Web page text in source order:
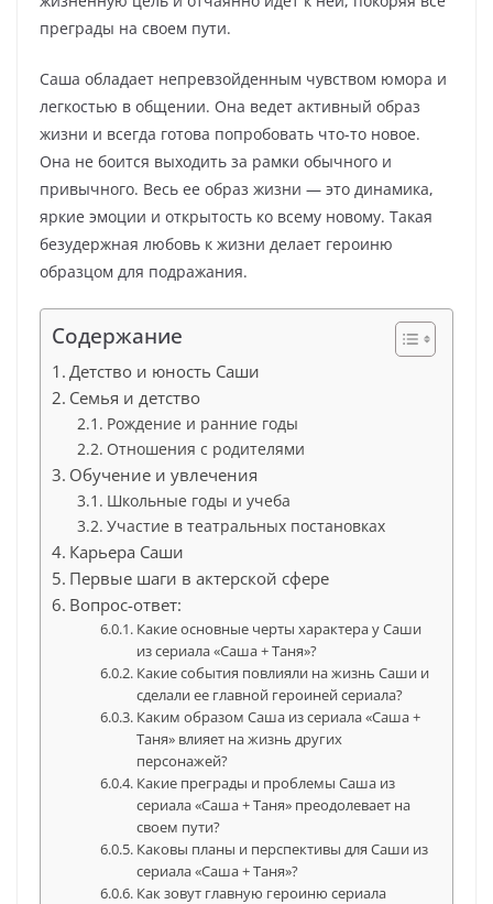
преграды на своем пути.
Саша обладает непревзойденным чувством юмора и
легкостью в общении. Она ведет активный образ
жизни и всегда готова попробовать что-то новое.
Она не боится выходить за рамки обычного и
привычного. Весь ее образ жизни — это динамика,
яркие эмоции и открытость ко всему новому. Такая
безудержная любовь к жизни делает героиню
образцом для подражания.
Содержание
Детство и юность Саши
Семья и детство
Рождение и ранние годы
Отношения с родителями
Обучение и увлечения
Школьные годы и учеба
Участие в театральных постановках
Карьера Саши
Первые шаги в актерской сфере
Вопрос-ответ:
Какие основные черты характера у Саши
из сериала «Саша + Таня»?
Какие события повлияли на жизнь Саши и
сделали ее главной героиней сериала?
Каким образом Саша из сериала «Саша +
Таня» влияет на жизнь других
персонажей?
Какие преграды и проблемы Саша из
сериала «Саша + Таня» преодолевает на
своем пути?
Каковы планы и перспективы для Саши из
сериала «Саша + Таня»?
Как зовут главную героиню сериала